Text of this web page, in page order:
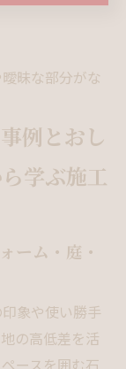
昧な部分がな
例とおし
学ぶ施工
ーム・庭・
象や使い勝手
の高低差を活
ースを囲む石